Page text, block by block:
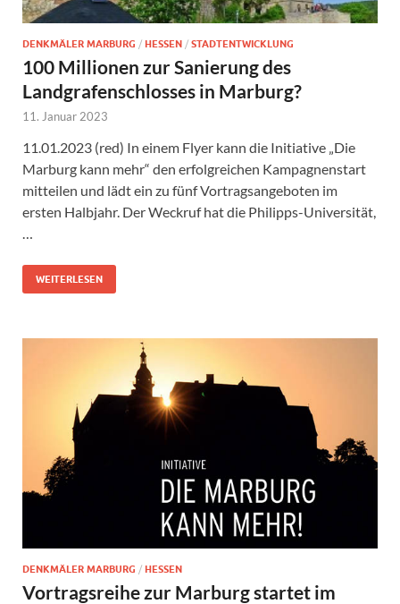
DENKMÄLER MARBURG / HESSEN / STADTENTWICKLUNG
100 Millionen zur Sanierung des
Landgrafenschlosses in Marburg?
11. Januar 2023
11.01.2023 (red) In einem Flyer kann die Initiative „Die
Marburg kann mehr“ den erfolgreichen Kampagnenstart
mitteilen und lädt ein zu fünf Vortragsangeboten im
ersten Halbjahr. Der Weckruf hat die Philipps-Universität,
WEITERLESEN
DENKMÄLER MARBURG / HESSEN
Vortragsreihe zur Marburg startet im